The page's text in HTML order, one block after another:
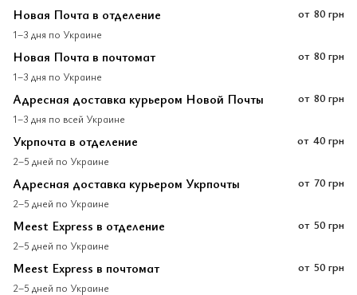
Новая Почта в отделение
1–3 дня по Украине
от 80 грн
Новая Почта в почтомат
1–3 дня по Украине
от 80 грн
Адресная доставка курьером Новой Почты
1–3 дня по всей Украине
от 80 грн
Укрпочта в отделение
2–5 дней по Украине
от 40 грн
Адресная доставка курьером Укрпочты
2–5 дней по Украине
от 70 грн
Meest Express в отделение
2–5 дней по Украине
от 50 грн
Meest Express в почтомат
2–5 дней по Украине
от 50 грн